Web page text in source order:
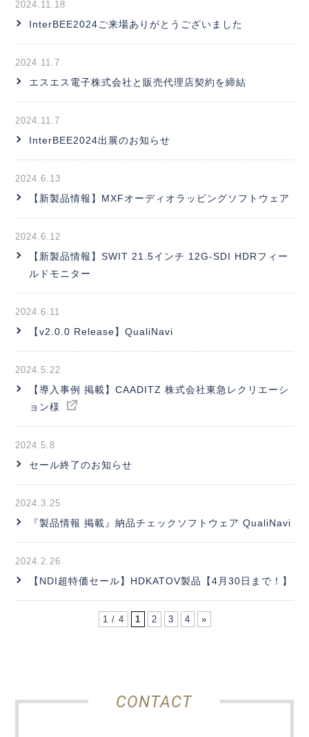
2024.11.18
InterBEE2024ご来場ありがとうございました
2024.11.7
エスエス電子株式会社と販売代理店契約を締結
2024.11.7
InterBEE2024出展のお知らせ
2024.6.13
【新製品情報】MXFオーディオラッピングソフトウェア
2024.6.12
【新製品情報】SWIT 21.5インチ 12G-SDI HDRフィー
ルドモニター
2024.6.11
【v2.0.0 Release】QualiNavi
2024.5.22
【導入事例 掲載】CAADITZ 株式会社東急レクリエーシ
ョン様
2024.5.8
セール終了のお知らせ
2024.3.25
『製品情報 掲載』納品チェックソフトウェア QualiNavi
2024.2.26
【NDI超特価セール】HDKATOV製品【4月30日まで！】
1 / 4 1 2 3 4 »
CONTACT